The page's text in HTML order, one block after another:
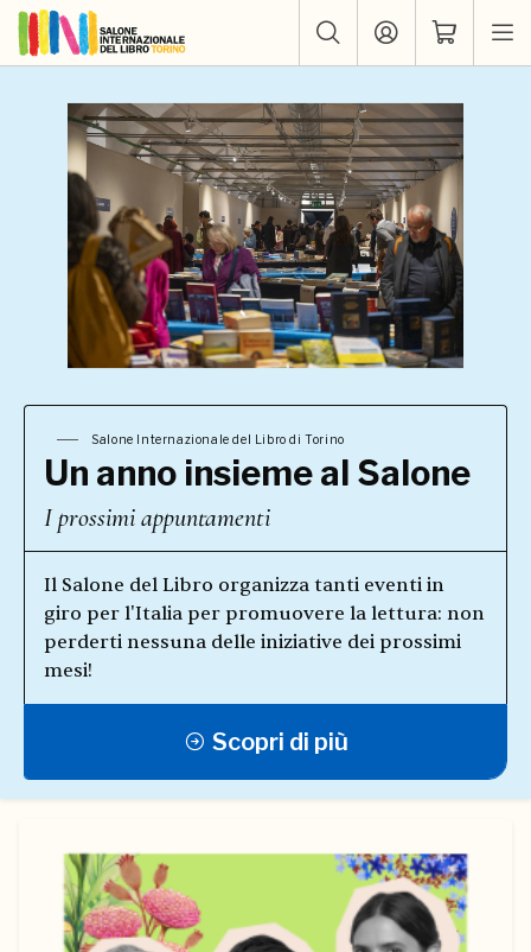
Salone Internazionale del Libro di Torino
Un anno insieme al Salone
I prossimi appuntamenti
Il Salone del Libro organizza tanti eventi in
giro per l'Italia per promuovere la lettura: non
perderti nessuna delle iniziative dei prossimi
mesi!
Scopri di più